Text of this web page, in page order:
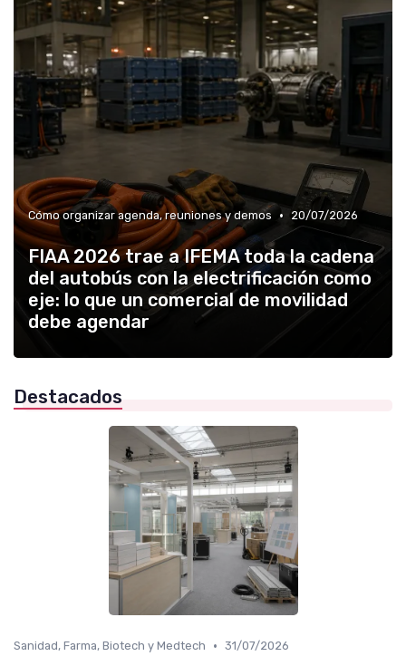
Cómo organizar agenda, reuniones y demos • 20/07/2026
FIAA 2026 trae a IFEMA toda la cadena
del autobús con la electrificación como
eje: lo que un comercial de movilidad
debe agendar
Destacados
Sanidad, Farma, Biotech y Medtech • 31/07/2026